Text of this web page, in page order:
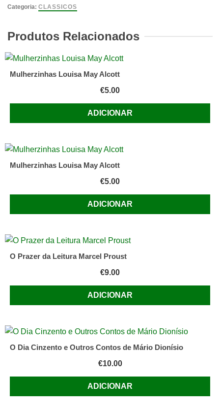
Portuguesas
Mariana
Alcoforado
Categoria: CLASSICOS
Produtos Relacionados
Mulherzinhas Louisa May Alcott
€5.00
ADICIONAR
Mulherzinhas Louisa May Alcott
€5.00
ADICIONAR
O Prazer da Leitura Marcel Proust
€9.00
ADICIONAR
O Dia Cinzento e Outros Contos de Mário Dionísio
€10.00
ADICIONAR